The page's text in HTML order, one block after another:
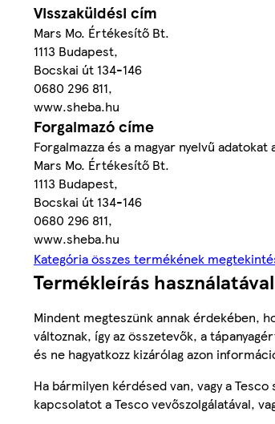
Visszaküldési cím
Mars Mo. Értékesítő Bt.
1113 Budapest,
Bocskai út 134-146
0680 296 811,
www.sheba.hu
Forgalmazó címe
Forgalmazza és a magyar nyelvű
Mars Mo. Értékesítő Bt.
1113 Budapest,
Bocskai út 134-146
0680 296 811,
www.sheba.hu
Kategória összes termékének
Termékleírás használatával
Mindent megteszünk annak érdekében,
változnak, így az összetevők, a
és ne hagyatkozz kizárólag azon
Ha bármilyen kérdésed van, vagy a
kapcsolatot a Tesco vevőszolgálatával,